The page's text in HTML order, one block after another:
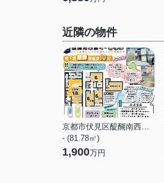
近隣の物件
京都市伏見区醍醐南西裏町
- (81.78㎡)
1,900万円